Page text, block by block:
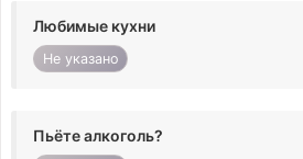
Любимые кухни
Не указано
Пьёте алкоголь?